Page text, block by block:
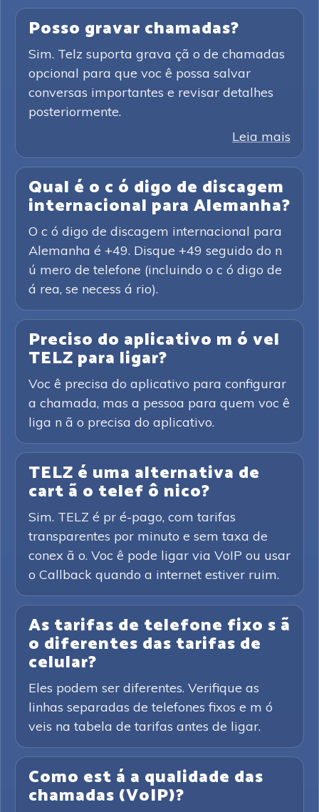
Posso gravar chamadas?
Sim. Telz suporta grava çã o de chamadas
opcional para que voc ê possa salvar
conversas importantes e revisar detalhes
posteriormente.
Leia mais
Qual é o c ó digo de discagem
internacional para Alemanha?
O c ó digo de discagem internacional para
Alemanha é +49. Disque +49 seguido do n
ú mero de telefone (incluindo o c ó digo de
á rea, se necess á rio).
Preciso do aplicativo m ó vel
TELZ para ligar?
Voc ê precisa do aplicativo para configurar
a chamada, mas a pessoa para quem voc ê
liga n ã o precisa do aplicativo.
TELZ é uma alternativa de
cart ã o telef ô nico?
Sim. TELZ é pr é-pago, com tarifas
transparentes por minuto e sem taxa de
conex ã o. Voc ê pode ligar via VoIP ou usar
o Callback quando a internet estiver ruim.
As tarifas de telefone fixo s ã
o diferentes das tarifas de
celular?
Eles podem ser diferentes. Verifique as
linhas separadas de telefones fixos e m ó
veis na tabela de tarifas antes de ligar.
Como est á a qualidade das
chamadas (VoIP)?